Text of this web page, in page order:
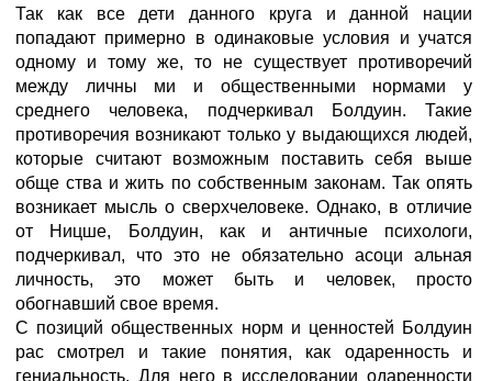
Так как все дети данного круга и данной нации
попадают примерно в одинаковые условия и учатся
одному и тому же, то не существует противоречий
между личны ми и общественными нормами у
среднего человека, подчеркивал Болдуин. Такие
противоречия возникают только у выдающихся людей,
которые считают возможным поставить себя выше
обще ства и жить по собственным законам. Так опять
возникает мысль о сверхчеловеке. Однако, в отличие
от Ницше, Болдуин, как и античные психологи,
подчеркивал, что это не обязательно асоци альная
личность, это может быть и человек, просто
обогнавший свое время.
С позиций общественных норм и ценностей Болдуин
рас смотрел и такие понятия, как одаренность и
гениальность. Для него в исследовании одаренности